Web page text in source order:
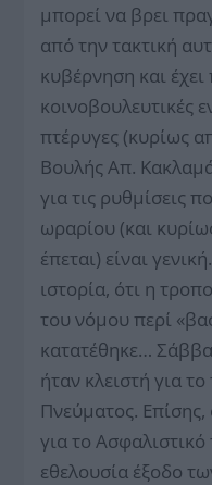
μπορεί να βρει
από την τακτική
κυβέρνηση και
κοινοβουλευτικές
πτέρυγες (κυρίως
Βουλής Απ.
για τις ρυθμίσεις
ωραρίου (και
έπεται) είναι
ιστορία, ότι η
του νόμου περί
κατατέθηκε…
ήταν κλειστή για
Πνεύματος. Επίσης,
για το
εθελουσία έξοδο